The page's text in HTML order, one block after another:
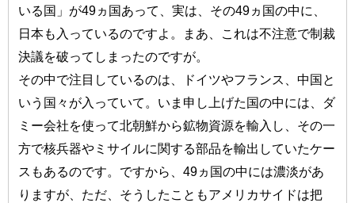
いる国」が49ヵ国あって、実は、その49ヵ国の中に、
日本も入っているのですよ。まあ、これは不注意で制裁
決議を破ってしまったのですが。
その中で注目しているのは、ドイツやフランス、中国と
いう国々が入っていて。いま申し上げた国の中には、ダ
ミー会社を使って北朝鮮から鉱物資源を輸入し、その一
方で核兵器やミサイルに関する部品を輸出していたケー
スもあるのです。ですから、49ヵ国の中には濃淡があ
りますが、ただ、そうしたこともアメリカサイドは把